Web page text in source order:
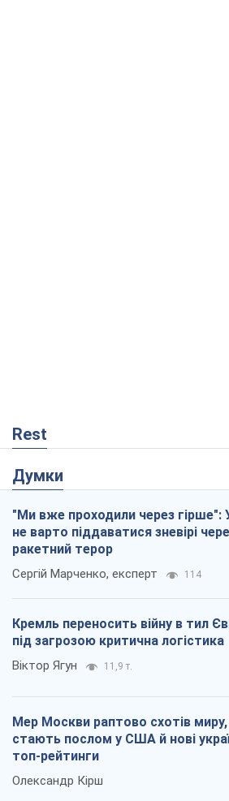
Rest
Думки
"Ми вже проходили через гірше":
не варто піддаватися зневірі
ракетний терор
Сергій Марченко, експерт 114
Кремль переносить війну в тил
під загрозою критична логістика
Віктор Ягун 11,9 т.
Мер Москви раптово схотів
стають послом у США й нові
топ-рейтинги
Олександр Кірш